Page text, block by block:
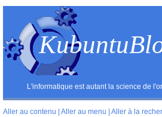
L'informatique est autant la science de
Aller au contenu Aller au menu Aller à la